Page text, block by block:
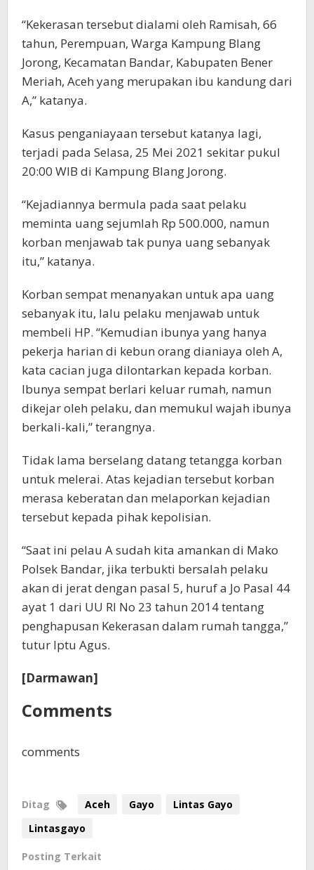
“Kekerasan tersebut dialami oleh Ramisah, 66
tahun, Perempuan, Warga Kampung Blang
Jorong, Kecamatan Bandar, Kabupaten Bener
Meriah, Aceh yang merupakan ibu kandung dari
A,” katanya.
Kasus penganiayaan tersebut katanya lagi,
terjadi pada Selasa, 25 Mei 2021 sekitar pukul
20:00 WIB di Kampung Blang Jorong.
“Kejadiannya bermula pada saat pelaku
meminta uang sejumlah Rp 500.000, namun
korban menjawab tak punya uang sebanyak
itu,” katanya.
Korban sempat menanyakan untuk apa uang
sebanyak itu, lalu pelaku menjawab untuk
membeli HP. “Kemudian ibunya yang hanya
pekerja harian di kebun orang dianiaya oleh A,
kata cacian juga dilontarkan kepada korban.
Ibunya sempat berlari keluar rumah, namun
dikejar oleh pelaku, dan memukul wajah ibunya
berkali-kali,” terangnya.
Tidak lama berselang datang tetangga korban
untuk melerai. Atas kejadian tersebut korban
merasa keberatan dan melaporkan kejadian
tersebut kepada pihak kepolisian.
“Saat ini pelau A sudah kita amankan di Mako
Polsek Bandar, jika terbukti bersalah pelaku
akan di jerat dengan pasal 5, huruf a Jo Pasal 44
ayat 1 dari UU RI No 23 tahun 2014 tentang
penghapusan Kekerasan dalam rumah tangga,”
tutur Iptu Agus.
[Darmawan]
Comments
comments
Ditag Aceh Gayo
Lintas Gayo
Lintasgayo
Posting Terkait